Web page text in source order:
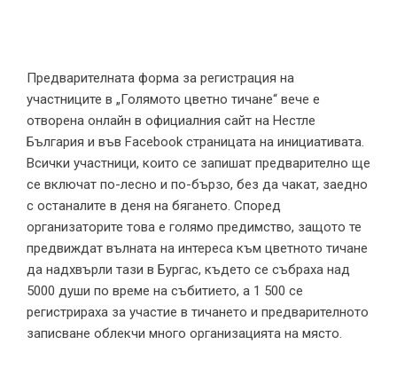
Предварителната форма за регистрация на
участниците в „Голямото цветно тичане“ вече е
отворена онлайн в официалния сайт на Нестле
България и във Facebook страницата на инициативата.
Всички участници, които се запишат предварително ще
се включат по-лесно и по-бързо, без да чакат, заедно
с останалите в деня на бягането. Според
организаторите това е голямо предимство, защото те
предвиждат вълната на интереса към цветното тичане
да надхвърли тази в Бургас, където се събраха над
5000 души по време на събитието, а 1 500 се
регистрираха за участие в тичането и предварителното
записване облекчи много организацията на място.